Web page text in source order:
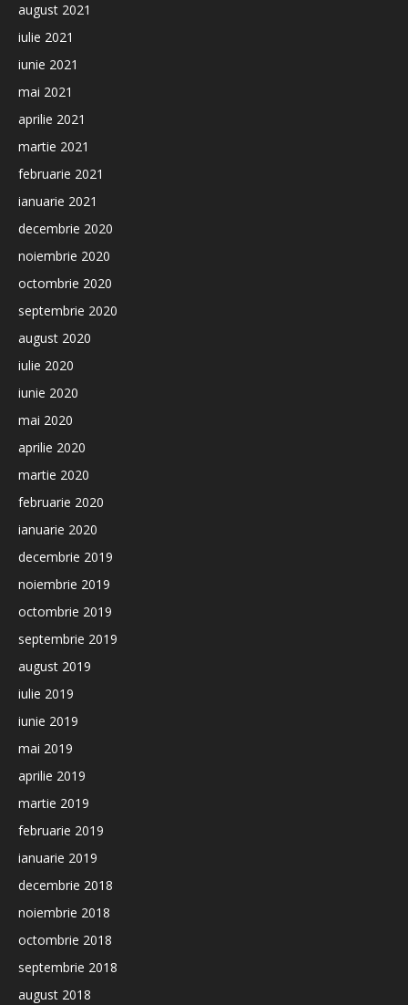
august 2021
iulie 2021
iunie 2021
mai 2021
aprilie 2021
martie 2021
februarie 2021
ianuarie 2021
decembrie 2020
noiembrie 2020
octombrie 2020
septembrie 2020
august 2020
iulie 2020
iunie 2020
mai 2020
aprilie 2020
martie 2020
februarie 2020
ianuarie 2020
decembrie 2019
noiembrie 2019
octombrie 2019
septembrie 2019
august 2019
iulie 2019
iunie 2019
mai 2019
aprilie 2019
martie 2019
februarie 2019
ianuarie 2019
decembrie 2018
noiembrie 2018
octombrie 2018
septembrie 2018
august 2018